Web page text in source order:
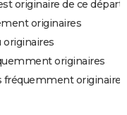
originaire de ce
originaires
originaires
originaires